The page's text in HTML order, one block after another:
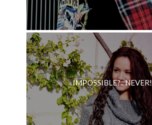
IMPOSSIBLE?.. NEVER!